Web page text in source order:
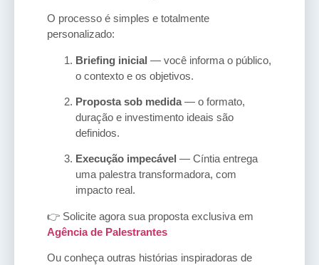
O processo é simples e totalmente
personalizado:
Briefing inicial — você informa o público,
o contexto e os objetivos.
Proposta sob medida— o formato,
duração e investimento ideais são
definidos.
Execução impecável — Cíntia entrega
uma palestra transformadora, com
impacto real.
👉 Solicite agora sua proposta exclusiva em
Agência de Palestrantes
Ou conheça outras histórias inspiradoras de